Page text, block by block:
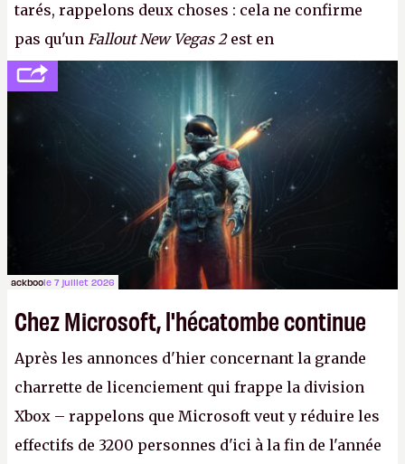
tarés, rappelons deux choses : cela ne confirme
pas qu'un Fallout New Vegas 2est en
développement (pour ce que l'on sait, ils bossent
peut-être sur
Fallout Football ou
Fallout vs. Les
Lapins Crétins) et l'Obsidian d'aujourd'hui n'est plus
le même studio qu'il y a 15 ans. Mais bon, OK, on
peut commencer à fantasmer.A.
ackboole 7 juillet 2026
Chez Microsoft, l'hécatombe continue
Après les annonces d'hier concernant la grande
charrette de licenciement qui frappe la division
Xbox – rappelons que Microsoft veut y réduire les
effectifs de 3200 personnes d'ici à la fin de l'année